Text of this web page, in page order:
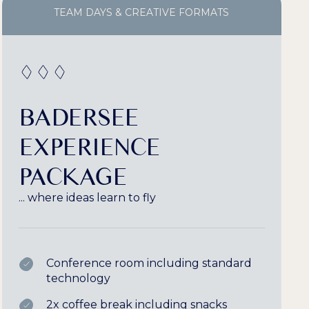
TEAM DAYS & CREATIVE FORMATS
BADERSEE
EXPERIENCE
PACKAGE
... where ideas learn to fly
Conference room including standard
technology
2x coffee break including snacks